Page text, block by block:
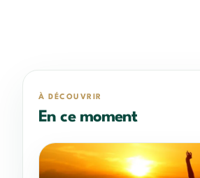
À DÉCOUVRIR
En ce moment